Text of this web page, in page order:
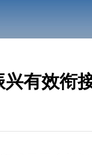
有效衔